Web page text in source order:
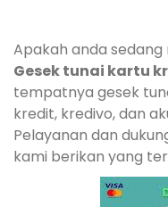
Apakah anda
Gesek tunai kartu
tempatnya gesek
kredit, kredivo, dan
Pelayanan dan
kami berikan yang